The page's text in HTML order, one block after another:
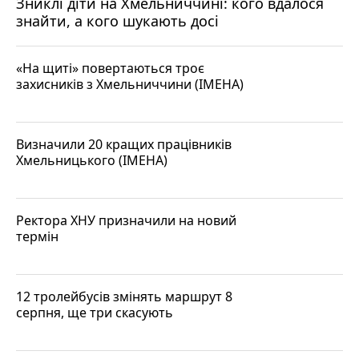
знайти, а кого шукають досі
«На щиті» повертаються троє
захисників з Хмельниччини (ІМЕНА)
Визначили 20 кращих працівників
Хмельницького (ІМЕНА)
Ректора ХНУ призначили на новий
термін
12 тролейбусів змінять маршрут 8
серпня, ще три скасують